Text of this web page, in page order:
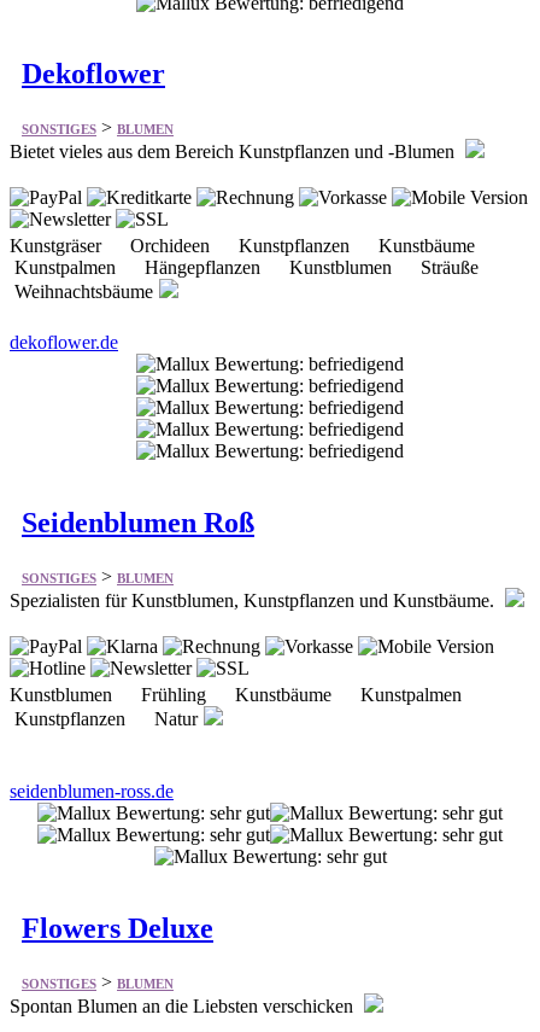
Dekoflower
SONSTIGES > BLUMEN
Bietet vieles aus dem Bereich Kunstpflanzen und -Blumen
Kunstgräser Orchideen Kunstpflanzen Kunstbäume
Kunstpalmen Hängepflanzen Kunstblumen Sträuße
Weihnachtsbäume
dekoflower.de
Seidenblumen Roß
SONSTIGES > BLUMEN
Spezialisten für Kunstblumen, Kunstpflanzen und Kunstbäume.
Kunstblumen Frühling Kunstbäume Kunstpalmen
Kunstpflanzen Natur
seidenblumen-ross.de
Flowers Deluxe
SONSTIGES > BLUMEN
Spontan Blumen an die Liebsten verschicken